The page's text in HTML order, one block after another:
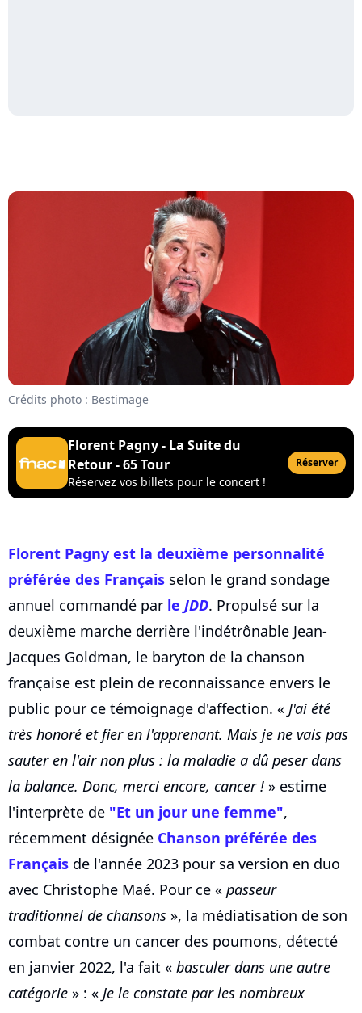
Crédits photo : Bestimage
Florent Pagny - La Suite du
Retour - 65 Tour
Réservez vos billets pour le concert !
Réserver
Florent Pagny est la deuxième personnalité
préférée des Français selon le grand sondage
annuel commandé par le JDD. Propulsé sur la
deuxième marche derrière l'indétrônable Jean-
Jacques Goldman, le baryton de la chanson
française est plein de reconnaissance envers le
public pour ce témoignage d'affection. « J'ai été
très honoré et fier en l'apprenant. Mais je ne vais pas
sauter en l'air non plus : la maladie a dû peser dans
la balance. Donc, merci encore, cancer ! » estime
l'interprète de "Et un jour une femme",
récemment désignée Chanson préférée des
Français de l'année 2023 pour sa version en duo
avec Christophe Maé. Pour ce « passeur
traditionnel de chansons », la médiatisation de son
combat contre un cancer des poumons, détecté
en janvier 2022, l'a fait « basculer dans une autre
catégorie » : « Je le constate par les nombreux